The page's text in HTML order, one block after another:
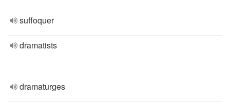
suffoquer
dramatists
dramaturges